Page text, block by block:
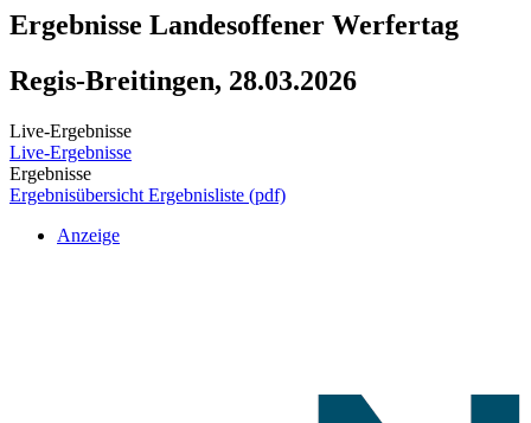
Ergebnisse Landesoffener Werfertag
Regis-Breitingen, 28.03.2026
Live-Ergebnisse
Live-Ergebnisse
Ergebnisse
Ergebnisübersicht Ergebnisliste (pdf)
Anzeige